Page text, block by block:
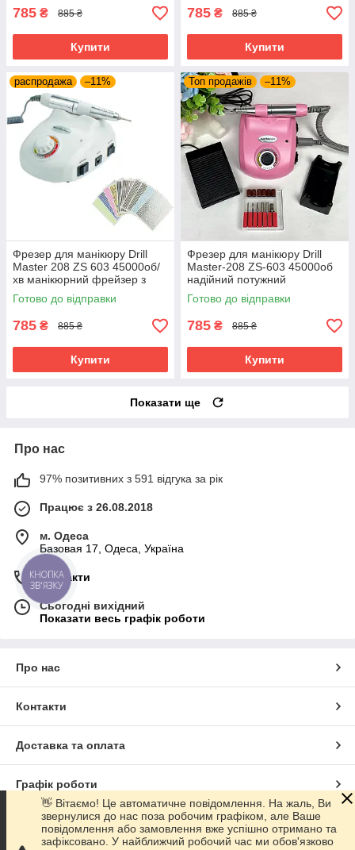
785 ₴ 885 ₴
Купити
785 ₴ 885 ₴
Купити
распродажа –11%
Фрезер для манікюру Drill
Master 208 ZS 603 45000об/
хв манікюрний фрейзер з
гарантією машинка для нігтів
DM 208
Готово до відправки
785 ₴ 885 ₴
Купити
Топ продажів –11%
Фрезер для манікюру Drill
Master-208 ZS-603 45000об
надійний потужний
професійний манікюрний
фрейзер DM 208
Готово до відправки
785 ₴ 885 ₴
Купити
Показати ще
Про нас
97% позитивних з 591 відгука за рік
Працює з 26.08.2018
м. Одеса
Базовая 17, Одеса, Україна
Контакти
Сьогодні вихідний
Показати весь графік роботи
Про нас
Контакти
Доставка та оплата
Графік роботи
Повна версія сайту
👋 Вітаємо! Це автоматичне повідомлення. На жаль, Ви
звернулися до нас поза робочим графіком, але Ваше
повідомлення або замовлення вже успішно отримано та
зафіксовано. У найближчий робочий час ми обов'язково
КНОПКА
ЗВ'ЯЗКУ